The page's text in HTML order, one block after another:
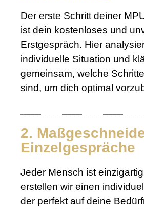
Der erste Schritt deiner
ist dein kostenloses und
Erstgespräch. Hier
individuelle Situation und
gemeinsam, welche
sind, um dich optimal
2.
Einzelgespräche
Jeder Mensch ist
erstellen wir einen
der perfekt auf deine